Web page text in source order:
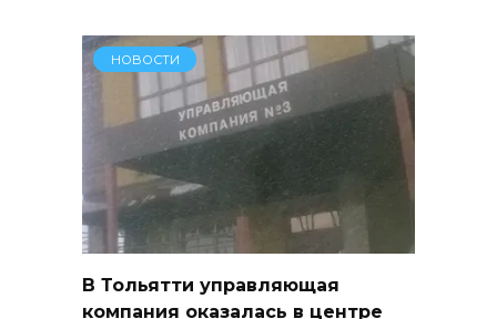
НОВОСТИ
В Тольятти управляющая
компания оказалась в центре